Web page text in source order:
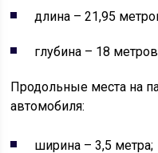
длина – 21,95
глубина – 18
Продольные места на
автомобиля:
ширина – 3,5 метра;